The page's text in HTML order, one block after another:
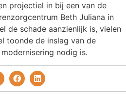
projectiel in bij een van de
Beth Juliana in
de schade aanzienlijk is, vielen
toonde de inslag van de
nodig is.